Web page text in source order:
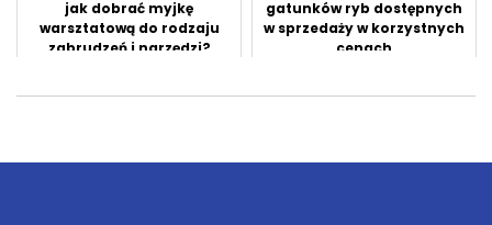
jak dobrać myjkę
warsztatową do rodzaju
zabrudzeń i narzędzi?
gatunków ryb dostępnych
w sprzedaży w korzystnych
cenach